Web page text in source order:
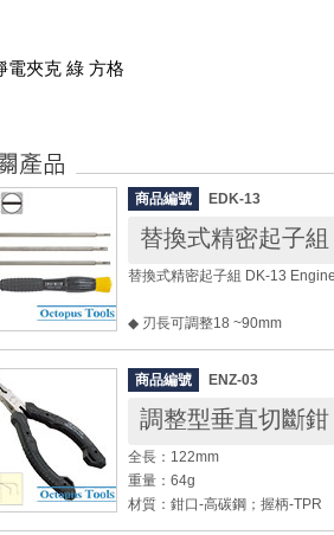
電夾克 綠 方格
商品編號 EDK-13
替換式精密起子
替換式精密起子組 DK-13
◆ 刃長可調整18 ~90mm
柄長： 110mm
規格：
◎ 一字： 2.5 3.0 4.0mm
商品編號 ENZ-03
調整型垂直切斷
全長：122mm
重量：64g
材質：鉗口-高碳鋼；握柄-TPR
硬度：HRC58±4